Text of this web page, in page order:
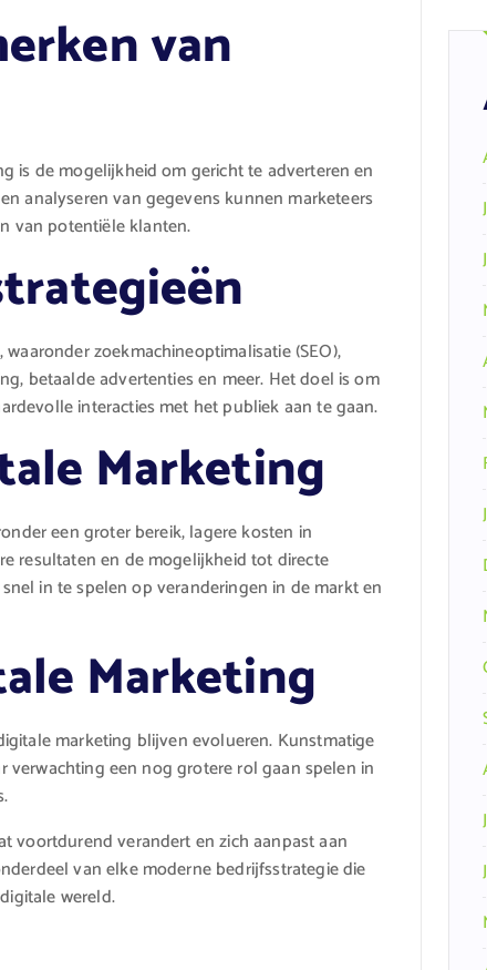
van
is de mogelijkheid om gericht te adverteren en
analyseren van gegevens kunnen marketeers
van potentiële klanten.
zoekmachineoptimalisatie (SEO),
betaalde advertenties en meer. Het doel is om
interacties met het publiek aan te gaan.
Marketing
een groter bereik, lagere kosten in
resultaten en de mogelijkheid tot directe
in te spelen op veranderingen in de markt en
Marketing
marketing blijven evolueren. Kunstmatige
een nog grotere rol gaan spelen in
voortdurend verandert en zich aanpast aan
van elke moderne bedrijfsstrategie die
wereld.